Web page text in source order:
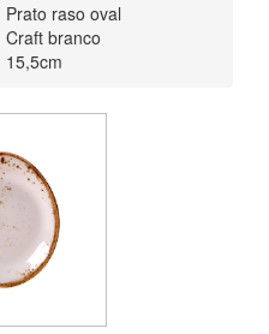
Prato raso oval
Craft branco
15,5cm